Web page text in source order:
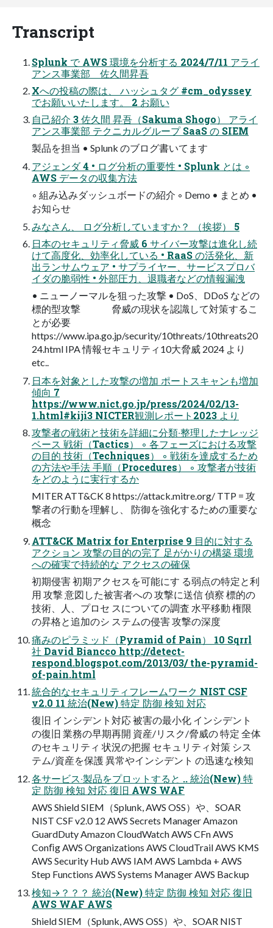
Transcript
Splunk で AWS 環境を分析する 2024/7/11 アライ
アンス事業部 佐久間昇吾
Xへの投稿の際は、 ハッシュタグ #cm_odyssey
でお願いいたします。 2 お願い
⾃⼰紹介 3 佐久間 昇吾（Sakuma Shogo） アライ
アンス事業部 テクニカルグループ SaaS の SIEM
製品を担当 • Splunk のブログ書いてます
アジェンダ 4 • ログ分析の重要性 • Splunk とは ◦
AWS データの収集⽅法
◦ 組み込みダッシュボードの紹介 ◦ Demo • まとめ •
お知らせ
みなさん、 ログ分析していますか？ （挨拶） 5
⽇本のセキュリティ脅威 6 サイバー攻撃は進化し続
けて⾼度化、効率化している • RaaS の活発化、新
出ランサムウェア • サプライヤー、サービスプロバ
イダの脆弱性 • 外部圧⼒、退職者などの情報漏洩
• ニューノーマルを狙った攻撃 • DoS、DDoS などの
標的型攻撃 脅威の現状を認識して対策するこ
とが必要
https://www.ipa.go.jp/security/10threats/10threats20
24.html IPA 情報セキュリティ10⼤脅威 2024 より
etc..
⽇本を対象とした攻撃の増加 ポートスキャンも増加
傾向 7
https://www.nict.go.jp/press/2024/02/13-
1.html#kiji3 NICTER観測レポート2023 より
攻撃者の戦術と技術を詳細に分類‧整理したナレッジ
ベース 戦術（Tactics） ◦ 各フェーズにおける攻撃
の⽬的 技術（Techniques） ◦ 戦術を達成するため
の⽅法や⼿法 ⼿順（Procedures） ◦ 攻撃者が技術
をどのように実⾏するか
MITER ATT&CK 8 https://attack.mitre.org/ TTP = 攻
撃者の⾏動を理解し、 防御を強化するための重要な
概念
ATT&CK Matrix for Enterprise 9 目的に対する
アクション 攻撃の目的の完了 足がかりの構築 環境
への確実で持続的な アクセスの確保
初期侵害 初期アクセスを可能にす る弱点の特定と利
用 攻撃 意図した被害者への 攻撃に送信 偵察 標的の
技術、人、プロセ スについての調査 水平移動 権限
の昇格と追加のシ ステムの侵害 攻撃の深度
痛みのピラミッド（Pyramid of Pain） 10 Sqrrl
社 David Biancco http://detect-
respond.blogspot.com/2013/03/ the-pyramid-
of-pain.html
統合的なセキュリティフレームワーク NIST CSF
v2.0 11 統治(New) 特定 防御 検知 対応
復旧 インシデント対応 被害の最⼩化 インシデント
の復旧 業務の早期再開 資産/リスク/脅威の 特定 全体
のセキュリティ 状況の把握 セキュリティ対策 シス
テム/資産を保護 異常やインシデント の迅速な検知
各サービス‧製品をプロットすると .. 統治(New) 特
定 防御 検知 対応 復旧 AWS WAF
AWS Shield SIEM（Splunk, AWS OSS）や、SOAR
NIST CSF v2.0 12 AWS Secrets Manager Amazon
GuardDuty Amazon CloudWatch AWS CFn AWS
Conﬁg AWS Organizations AWS CloudTrail AWS KMS
AWS Security Hub AWS IAM AWS Lambda + AWS
Step Functions AWS Systems Manager AWS Backup
検知→？？？ 統治(New) 特定 防御 検知 対応 復旧
AWS WAF AWS
Shield SIEM（Splunk, AWS OSS）や、SOAR NIST